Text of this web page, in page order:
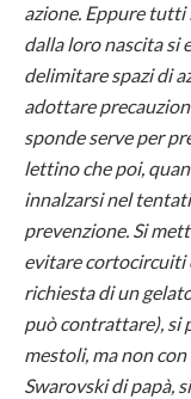
azione. Eppure
dalla loro nascita si
delimitare spazi di
adottare
sponde serve per
lettino che poi,
innalzarsi nel
prevenzione. Si
evitare cortocircuiti
richiesta di un
può contrattare), si
mestoli, ma non
Swarovski di papà,